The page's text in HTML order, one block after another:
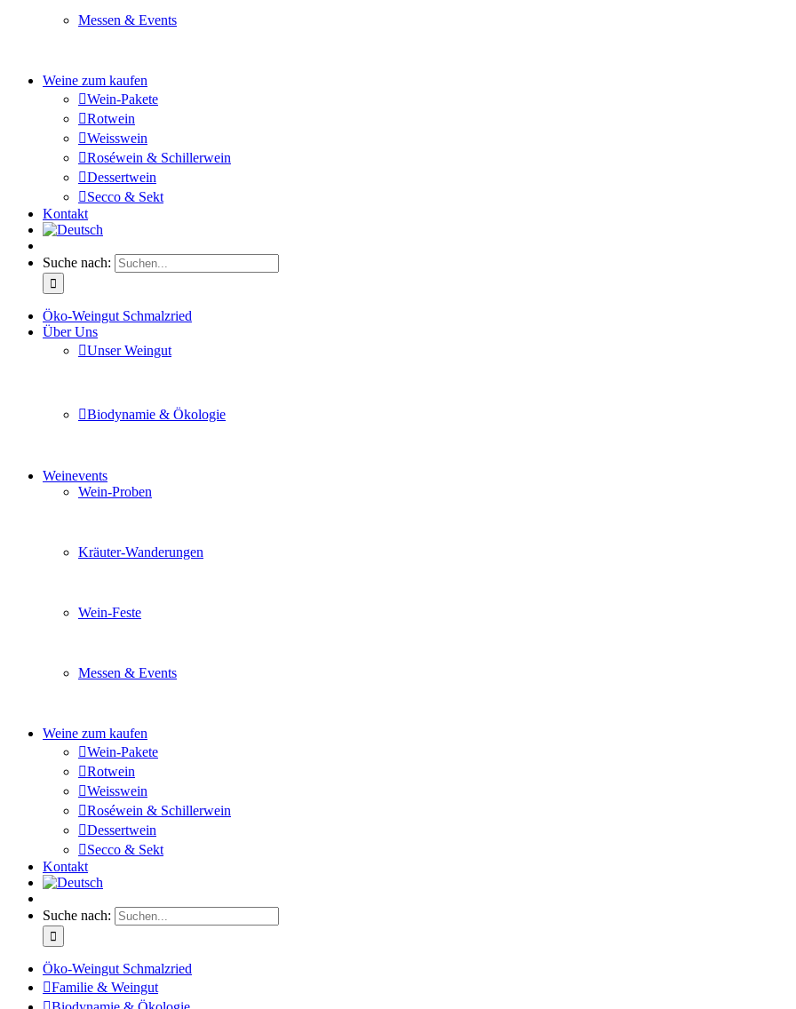
Messen & Events
Weine zum kaufen
Wein-Pakete
Rotwein
Weisswein
Roséwein & Schillerwein
Dessertwein
Secco & Sekt
Kontakt
Suche nach:
Öko-Weingut Schmalzried
Über Uns
Unser Weingut
Biodynamie & Ökologie
Weinevents
Wein-Proben
Kräuter-Wanderungen
Wein-Feste
Messen & Events
Weine zum kaufen
Wein-Pakete
Rotwein
Weisswein
Roséwein & Schillerwein
Dessertwein
Secco & Sekt
Kontakt
Suche nach:
Öko-Weingut Schmalzried
Familie & Weingut